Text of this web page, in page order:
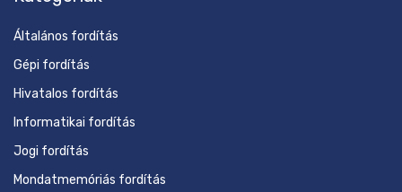
Általános fordítás
Gépi fordítás
Hivatalos fordítás
Informatikai fordítás
Jogi fordítás
Mondatmemóriás fordítás